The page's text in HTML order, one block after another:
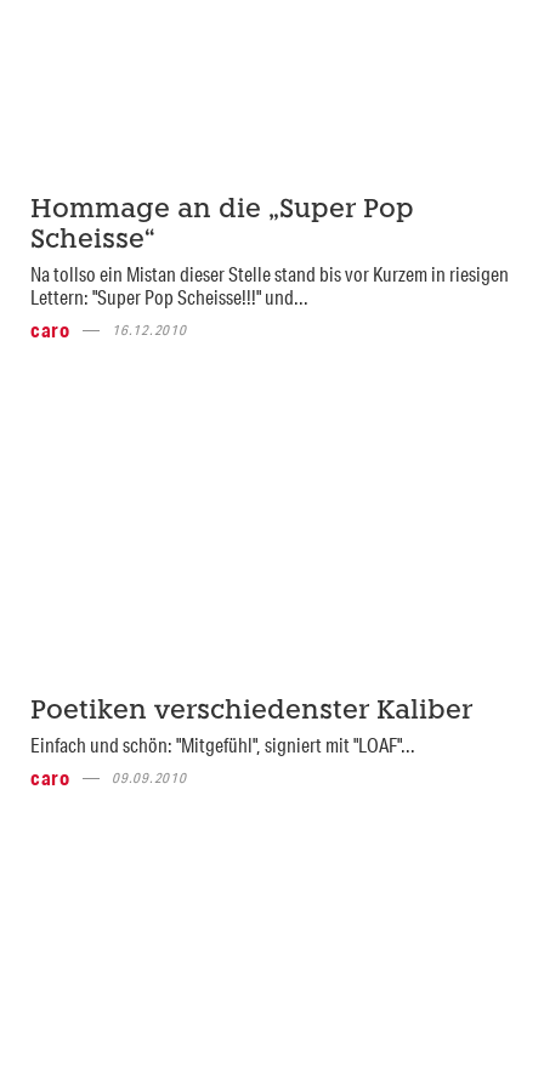
Hommage an die „Super Pop
Scheisse“
Na tollso ein Mistan dieser Stelle stand bis vor Kurzem in riesigen
Lettern: "Super Pop Scheisse!!!" und...
caro
16.12.2010
Poetiken verschiedenster Kaliber
Einfach und schön: "Mitgefühl", signiert mit "LOAF"...
caro
09.09.2010